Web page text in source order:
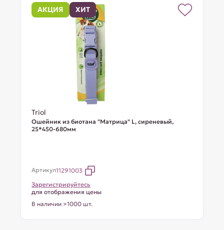
АКЦИЯ ХИТ
Triol
Ошейник из биотана "Матрица" L, сиреневый,
25*450-680мм
Артикул11291003
Зарегистрируйтесь
для отображения цены
В наличии >1000 шт.